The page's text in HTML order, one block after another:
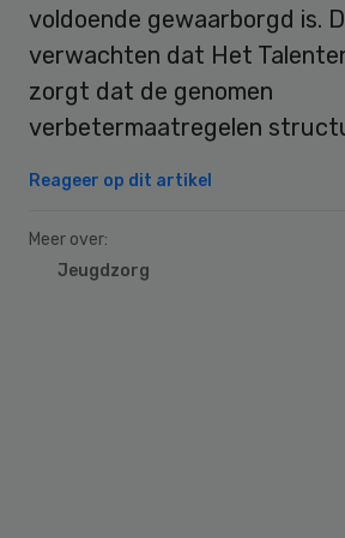
voldoende gewaarborgd is.
verwachten dat Het
zorgt dat de genomen
verbetermaatregelen
Reageer op dit artikel
Meer over:
Jeugdzorg